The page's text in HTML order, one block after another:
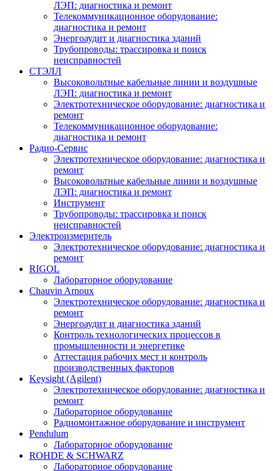
ЛЭП: диагностика и ремонт
Телекоммуникационное оборудование:
диагностика и ремонт
Энергоаудит и диагностика зданий
Трубопроводы: трассировка и поиск
неисправностей
СТЭЛЛ
Высоковольтные кабельные линии и воздушные
ЛЭП: диагностика и ремонт
Электротехническое оборудование: диагностика и
ремонт
Телекоммуникационное оборудование:
диагностика и ремонт
Радио-Cервис
Электротехническое оборудование: диагностика и
ремонт
Высоковольтные кабельные линии и воздушные
ЛЭП: диагностика и ремонт
Инструмент
Трубопроводы: трассировка и поиск
неисправностей
Электроизмеритель
Электротехническое оборудование: диагностика и
ремонт
RIGOL
Лабораторное оборудование
Chauvin Arnoux
Электротехническое оборудование: диагностика и
ремонт
Энергоаудит и диагностика зданий
Контроль технологических процессов в
промышленности и энергетике
Аттестация рабочих мест и контроль
производственных факторов
Keysight (Agilent)
Электротехническое оборудование: диагностика и
ремонт
Лабораторное оборудование
Радиомонтажное оборудование и инструмент
Pendulum
Лабораторное оборудование
ROHDE & SCHWARZ
Лабораторное оборудование